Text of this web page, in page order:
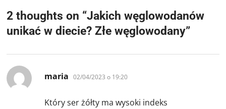
2 thoughts on “Jakich węglowodanów
unikać w diecie? Złe węglowodany”
maria pisze:
02/04/2023 o 19:20
Który ser żółty ma wysoki indeks